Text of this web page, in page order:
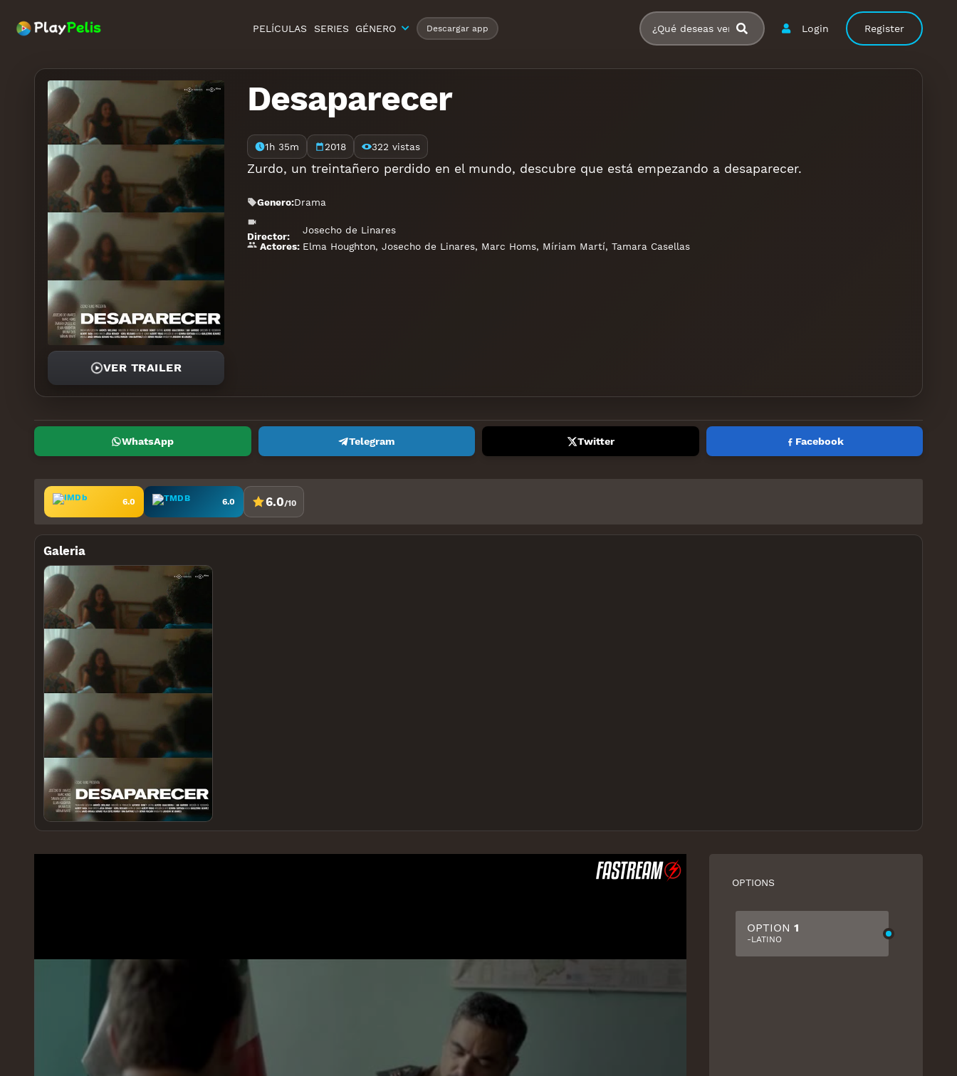
Login Register
PELÍCULAS SERIES GÉNERO Descargar app
VER TRAILER
Desaparecer
1h 35m 2018 322 vistas
Zurdo, un treintañero perdido en el mundo, descubre que está empezando a desaparecer.
Genero:Drama
Director:
Josecho de Linares
Actores: Elma Houghton, Josecho de Linares, Marc Homs, Míriam Martí, Tamara Casellas
WhatsApp Telegram Twitter Facebook
6.0 6.0 6.0/10
Galeria
OPTIONS
OPTION 1
-LATINO